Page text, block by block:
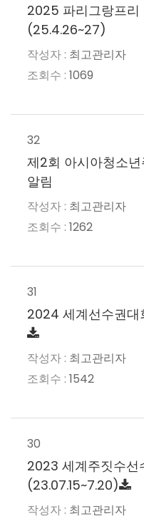
2025 파리그랑프리
(25.4.26~27)
최고관리자
1069
32
제2회 아시아청소
알림
최고관리자
1262
31
2024 세계선수권
최고관리자
1542
30
2023 세계주짓수선
(23.07.15~7.20)
최고관리자